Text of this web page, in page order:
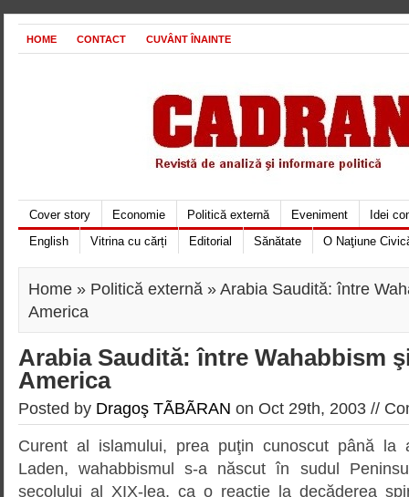
HOME CONTACT CUVÂNT ÎNAINTE
Cover story Economie Politică externă Eveniment
Idei
English
Vitrina cu cărți Editorial Sănătate O Naţiune
Home » Politică externă » Arabia Saudită: între
America
Arabia Saudită: între Wahabbism
America
Posted by Dragoş TÃBÃRAN on Oct 29th, 2003 //
Curent al islamului, prea puţin cunoscut până la
Laden, wahabbismul s-a născut în sudul
secolului al XIX-lea, ca o reacţie la decăderea